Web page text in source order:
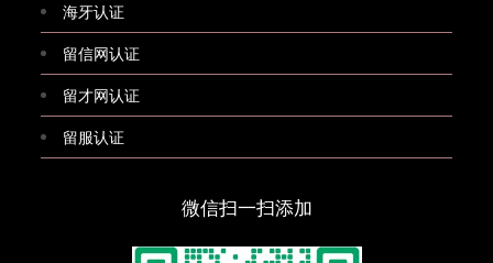
海牙认证
留信网认证
留才网认证
留服认证
微信扫一扫添加